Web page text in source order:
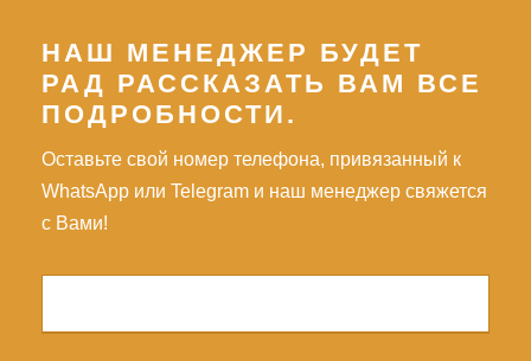
НАШ МЕНЕДЖЕР БУДЕТ
РАД РАССКАЗАТЬ ВАМ ВСЕ
ПОДРОБНОСТИ.
Оставьте свой номер телефона, привязанный к
WhatsApp или Telegram и наш менеджер свяжется
с Вами!